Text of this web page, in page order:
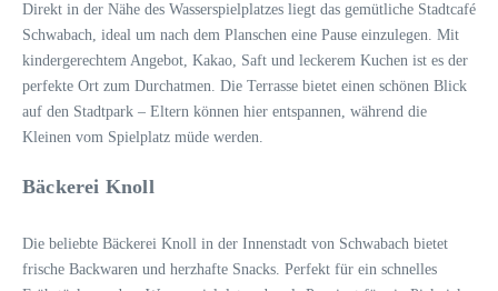
Direkt in der Nähe des Wasserspielplatzes liegt das gemütliche Stadtcafé
Schwabach, ideal um nach dem Planschen eine Pause einzulegen. Mit
kindergerechtem Angebot, Kakao, Saft und leckerem Kuchen ist es der
perfekte Ort zum Durchatmen. Die Terrasse bietet einen schönen Blick
auf den Stadtpark – Eltern können hier entspannen, während die
Kleinen vom Spielplatz müde werden.
Bäckerei Knoll
Die beliebte Bäckerei Knoll in der Innenstadt von Schwabach bietet
frische Backwaren und herzhafte Snacks. Perfekt für ein schnelles